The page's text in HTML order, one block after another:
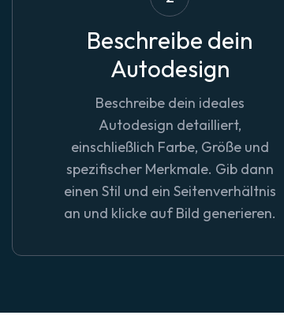
Beschreibe dein
Autodesign
Beschreibe dein ideales
Autodesign detailliert,
einschließlich Farbe, Größe und
spezifischer Merkmale. Gib dann
einen Stil und ein Seitenverhältnis
an und klicke aufBild generieren.